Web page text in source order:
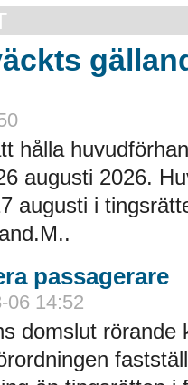
hålla
augusti 2026.
augusti i
passagerare
06 14:52
domslut rörande